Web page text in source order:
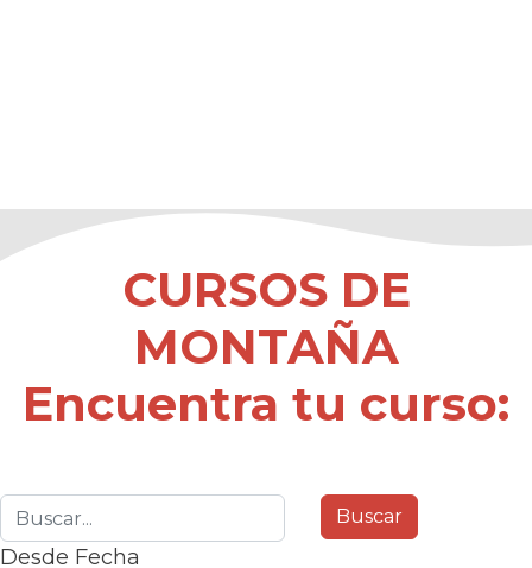
CURSOS DE
MONTAÑA
Encuentra tu curso:
Desde Fecha